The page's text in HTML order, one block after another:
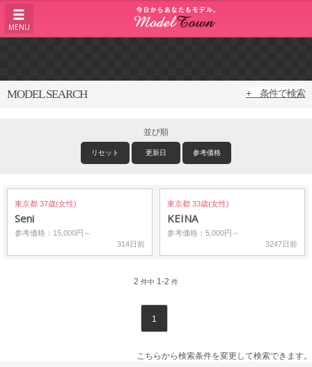
MENU
MODEL SEARCH + 条件で検索
並び順
リセット 更新日 参考価格
東京都 37歳(女性)
Seni
参考価格：15,000円～
314日前
東京都 33歳(女性)
KEINA
参考価格：5,000円～
3247日前
2 件中 1-2 件
1
こちらから検索条件を変更して検索できます。